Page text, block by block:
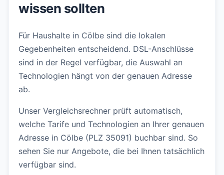
wissen sollten
Für Haushalte in Cölbe sind die lokalen
Gegebenheiten entscheidend. DSL-Anschlüsse
sind in der Regel verfügbar, die Auswahl an
Technologien hängt von der genauen Adresse
ab.
Unser Vergleichsrechner prüft automatisch,
welche Tarife und Technologien an Ihrer genauen
Adresse in Cölbe (PLZ 35091) buchbar sind. So
sehen Sie nur Angebote, die bei Ihnen tatsächlich
verfügbar sind.